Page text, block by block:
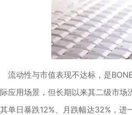
流动性与市值表现不达标，是
应用场景，但长期以来其二级市
单日暴跌12%、月跌幅达32%，进